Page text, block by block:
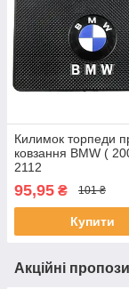
Килимок торпеди
ковзання BMW (
2112
95,95 ₴ 101 ₴
Купити
Акційні